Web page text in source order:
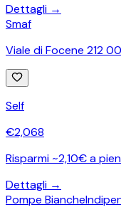
Dettagli →
Smaf
Viale di Focene 212
Self
€2,068
Risparmi ~2,10€ a
Dettagli →
Pompe Bianche